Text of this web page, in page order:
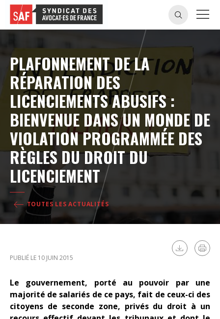
PLAFONNEMENT DE LA
RÉPARATION DES
LICENCIEMENTS ABUSIFS :
BIENVENUE DANS UN MONDE DE
VIOLATION PROGRAMMÉE DES
RÈGLES DU DROIT DU
LICENCIEMENT
TOUTES LES ACTUALITÉS
PUBLIÉ LE 10 JUIN 2015
Le gouvernement, porté au pouvoir par une
majorité de salariés de ce pays, fait de ceux-ci des
citoyens de seconde zone, privés du droit à un